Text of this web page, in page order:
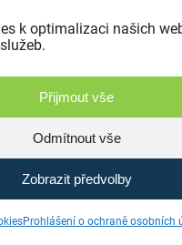
k optimalizaci našich
Přijmout vše
Odmítnout vše
Zobrazit předvolby
Prohlášení o ochraně osobních
Evropy se stal
Antony
titul byla, ale
říká Jakub
sezony 2024 od
Motorsport